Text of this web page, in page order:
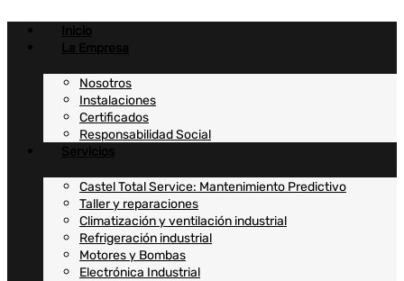
contenido
Inicio
La Empresa
Nosotros
Instalaciones
Certificados
Responsabilidad Social
Servicios
Castel Total Service: Mantenimiento Predictivo
Taller y reparaciones
Climatización y ventilación industrial
Refrigeración industrial
Motores y Bombas
Electrónica Industrial